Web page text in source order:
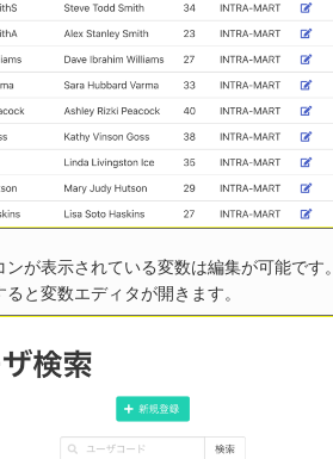
ンが表示されている変数は編集が可能です。
と変数エディタが開きます。